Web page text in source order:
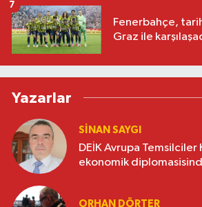
Fenerbahçe,
Graz ile
7
Yazarlar
SINAN SAYGI
DEİK Avrupa
ekonomik
ORHAN DÖRTER